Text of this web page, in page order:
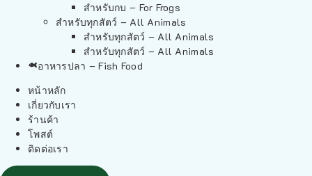
สำหรับกบ – For Frogs
สำหรับทุกสัตว์ – All Animals
สำหรับทุกสัตว์ – All Animals
สำหรับทุกสัตว์ – All Animals
อาหารปลา – Fish Food
หน้าหลัก
เกี่ยวกับเรา
ร้านค้า
โพสต์
ติดต่อเรา